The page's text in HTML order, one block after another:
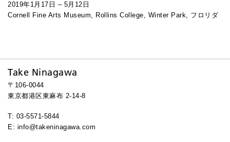
2019年1月17日 – 5月12日
Cornell Fine Arts Museum, Rollins College, Winter Park, フロリダ
Take Ninagawa
〒106-0044
東京都港区東麻布 2-14-8
T: 03-5571-5844
E: info@takeninagawa.com